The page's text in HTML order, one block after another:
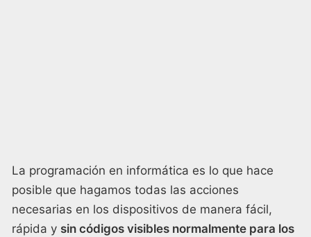
La programación en informática es lo que hace
posible que hagamos todas las acciones
necesarias en los dispositivos de manera fácil,
rápida y sin códigos visibles normalmente para los